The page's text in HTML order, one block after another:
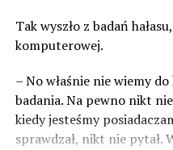
Tak wyszło z badań
komputerowej.
– No właśnie nie wiemy
badania. Na pewno nikt
kiedy jesteśmy
sprawdzał, nikt nie pytał.